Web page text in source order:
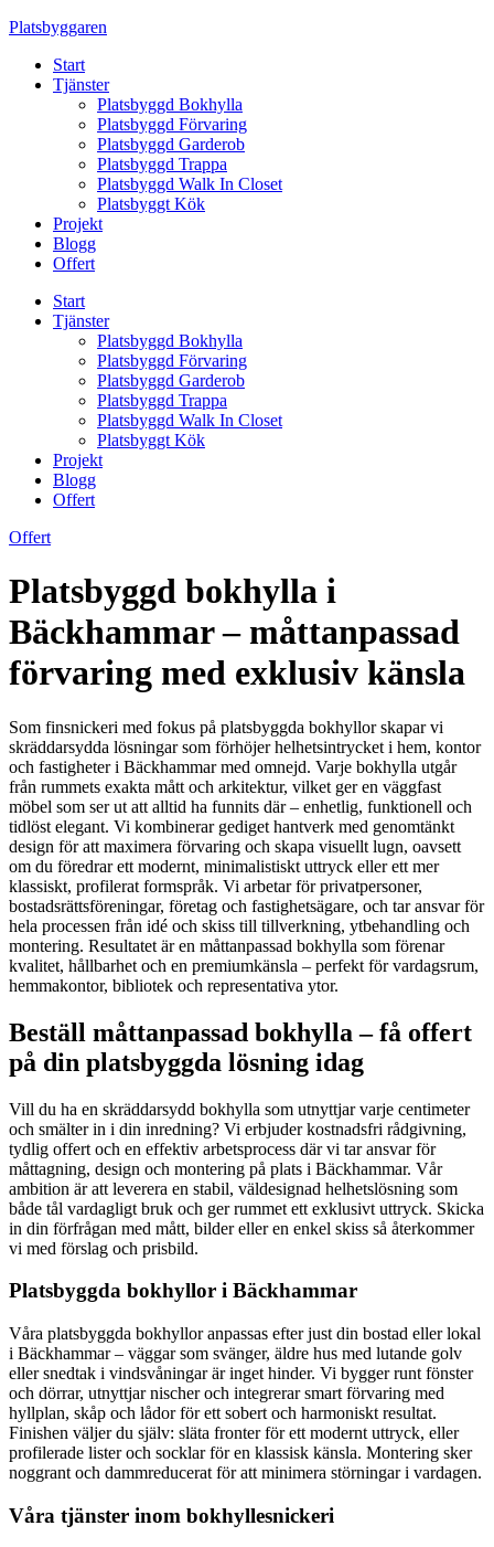
Skip
content
Platsbyggaren
Start
Tjänster
Platsbyggd Bokhylla
Platsbyggd Förvaring
Platsbyggd Garderob
Platsbyggd Trappa
Platsbyggd Walk In Closet
Platsbyggt Kök
Projekt
Blogg
Offert
Start
Tjänster
Platsbyggd Bokhylla
Platsbyggd Förvaring
Platsbyggd Garderob
Platsbyggd Trappa
Platsbyggd Walk In Closet
Platsbyggt Kök
Projekt
Blogg
Offert
Offert
Platsbyggd bokhylla i
Bäckhammar – måttanpassad
förvaring med exklusiv känsla
Som finsnickeri med fokus på platsbyggda bokhyllor skapar vi
skräddarsydda lösningar som förhöjer helhetsintrycket i hem, kontor
och fastigheter i Bäckhammar med omnejd. Varje bokhylla utgår
från rummets exakta mått och arkitektur, vilket ger en väggfast
möbel som ser ut att alltid ha funnits där – enhetlig, funktionell och
tidlöst elegant. Vi kombinerar gediget hantverk med genomtänkt
design för att maximera förvaring och skapa visuellt lugn, oavsett
om du föredrar ett modernt, minimalistiskt uttryck eller ett mer
klassiskt, profilerat formspråk. Vi arbetar för privatpersoner,
bostadsrättsföreningar, företag och fastighetsägare, och tar ansvar för
hela processen från idé och skiss till tillverkning, ytbehandling och
montering. Resultatet är en måttanpassad bokhylla som förenar
kvalitet, hållbarhet och en premiumkänsla – perfekt för vardagsrum,
hemmakontor, bibliotek och representativa ytor.
Beställ måttanpassad bokhylla – få offert
på din platsbyggda lösning idag
Vill du ha en skräddarsydd bokhylla som utnyttjar varje centimeter
och smälter in i din inredning? Vi erbjuder kostnadsfri rådgivning,
tydlig offert och en effektiv arbetsprocess där vi tar ansvar för
måttagning, design och montering på plats i Bäckhammar. Vår
ambition är att leverera en stabil, väldesignad helhetslösning som
både tål vardagligt bruk och ger rummet ett exklusivt uttryck. Skicka
in din förfrågan med mått, bilder eller en enkel skiss så återkommer
vi med förslag och prisbild.
Platsbyggda bokhyllor i Bäckhammar
Våra platsbyggda bokhyllor anpassas efter just din bostad eller lokal
i Bäckhammar – väggar som svänger, äldre hus med lutande golv
eller snedtak i vindsvåningar är inget hinder. Vi bygger runt fönster
och dörrar, utnyttjar nischer och integrerar smart förvaring med
hyllplan, skåp och lådor för ett sobert och harmoniskt resultat.
Finishen väljer du själv: släta fronter för ett modernt uttryck, eller
profilerade lister och socklar för en klassisk känsla. Montering sker
noggrant och dammreducerat för att minimera störningar i vardagen.
Våra tjänster inom bokhyllesnickeri